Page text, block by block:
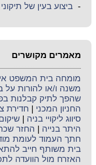
-ביצוע בעין של תיקוני
מאמרים מקושרים
מומחה בית המשפט
משנה ו/או להורות על
שהפך לתיק קבלנות
החניון המכני
חדירת
סיווג ליקויי בניה |
היתר בנייה
החזר
חתך העמוד לעומת
בית משותף חייב
האזרח מול הוועדה